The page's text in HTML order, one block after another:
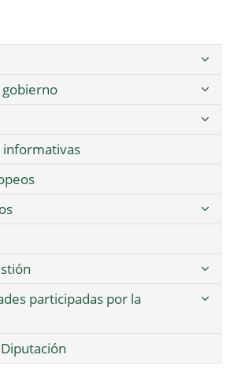
gobierno
informativas
participadas por la